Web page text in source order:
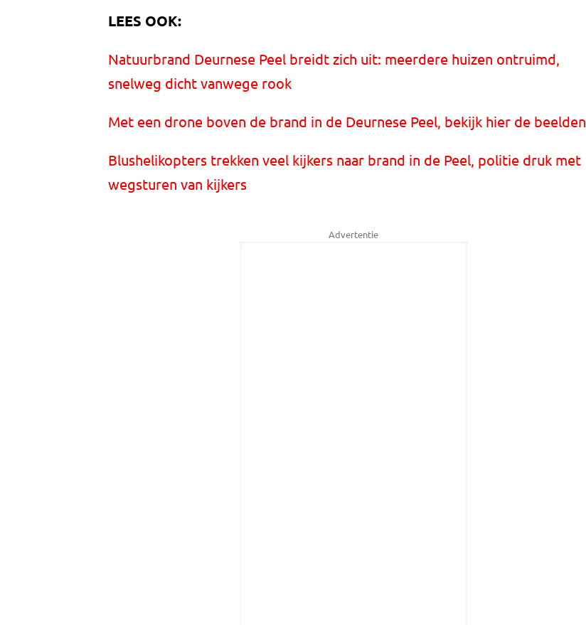
LEES OOK:
Natuurbrand Deurnese Peel breidt zich uit: meerdere huizen ontruimd,
snelweg dicht vanwege rook
Met een drone boven de brand in de Deurnese Peel, bekijk hier de beelden
Blushelikopters trekken veel kijkers naar brand in de Peel, politie druk met
wegsturen van kijkers
Advertentie